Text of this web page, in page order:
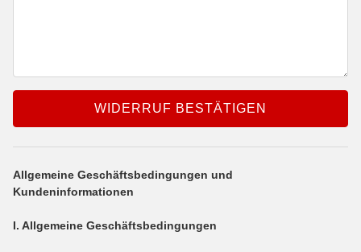
WIDERRUF BESTÄTIGEN
Allgemeine Geschäftsbedingungen und
Kundeninformationen
I. Allgemeine Geschäftsbedingungen